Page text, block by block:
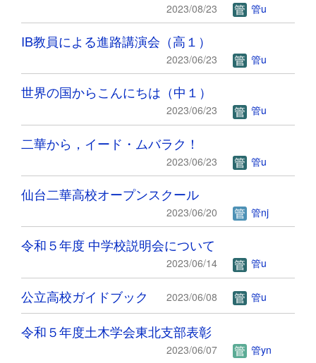
2023/08/23 管u
IB教員による進路講演会（高１）
2023/06/23 管u
世界の国からこんにちは（中１）
2023/06/23 管u
二華から，イード・ムバラク！
2023/06/23 管u
仙台二華高校オープンスクール
2023/06/20 管nj
令和５年度 中学校説明会について
2023/06/14 管u
公立高校ガイドブック 2023/06/08 管u
令和５年度土木学会東北支部表彰
2023/06/07 管yn